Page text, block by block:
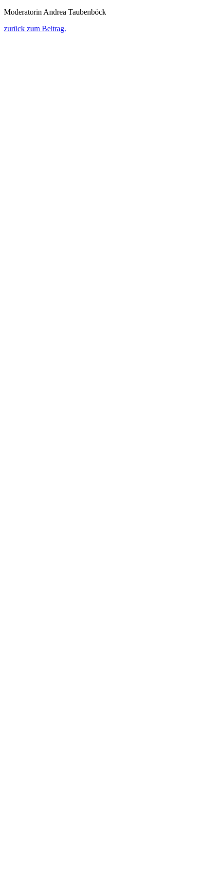
Moderatorin Andrea Taubenböck
zurück zum Beitrag.